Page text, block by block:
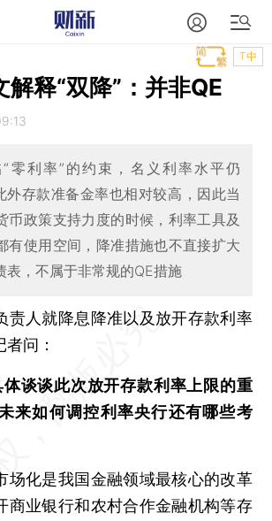
T中
解释“双降”：并非QE
零利率”的约束，名义利率水平仍
外存款准备金率也相对较高，因此当
币政策支持力度的时候，利率工具及
有使用空间，降准措施也不直接扩大
表，不属于非常规的QE措施
人就降息降准以及放开存款利率
者问：
谈谈此次放开存款利率上限的重
来如何调控利率央行还有哪些考
化是我国金融领域最核心的改革
商业银行和农村合作金融机构等存